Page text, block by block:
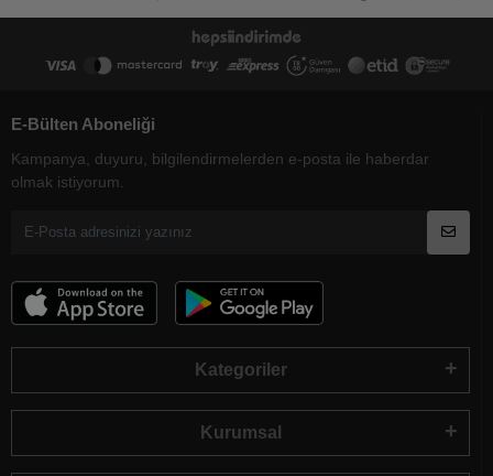
E-Bülten Aboneliği
Kampanya, duyuru, bilgilendirmelerden e-posta ile haberdar
olmak istiyorum.
Kategoriler
Kurumsal